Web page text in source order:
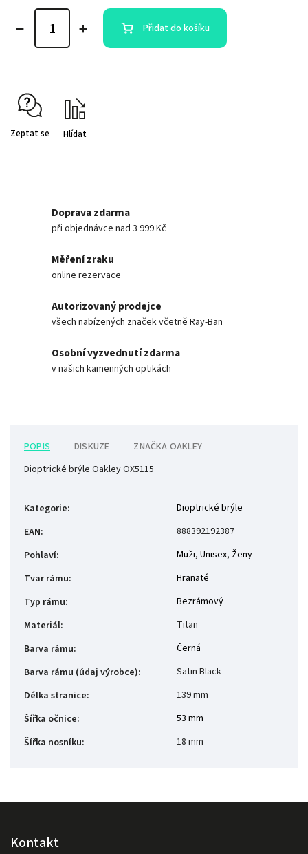
Přidat do košíku
Zeptat se Hlídat
Doprava zdarma
při objednávce nad 3 999 Kč
Měření zraku
online rezervace
Autorizovaný prodejce
všech nabízených značek včetně Ray-Ban
Osobní vyzvednutí zdarma
v našich kamenných optikách
POPIS DISKUZE ZNAČKA OAKLEY
Dioptrické brýle Oakley OX5115
Kategorie:
Dioptrické brýle
EAN:
888392192387
Pohlaví: Muži, Unisex, Ženy
Tvar rámu:
Hranaté
Typ rámu:
Bezrámový
Materiál:
Titan
Barva rámu:
Černá
Barva rámu (údaj výrobce):
Satin Black
Délka stranice:
139 mm
Šířka očnice:
53 mm
Šířka nosníku: 18 mm
Kontakt